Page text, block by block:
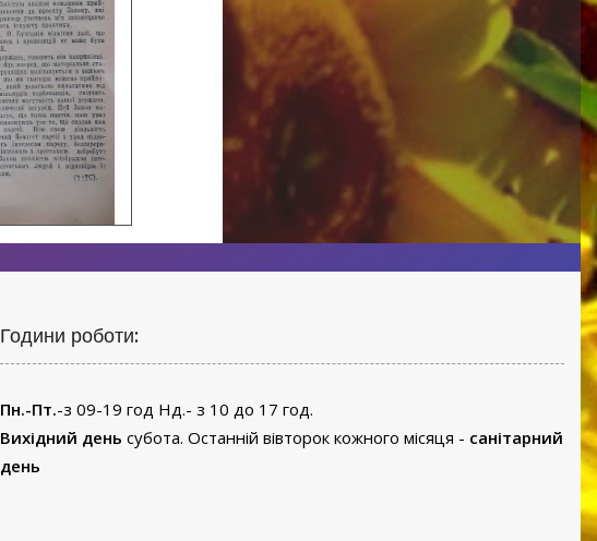
Години роботи:
Пн.-Пт.-з 09-19 год Нд.- з 10 до 17 год.
Вихідний день субота. Останній вівторок кожного місяця - санітарний
день